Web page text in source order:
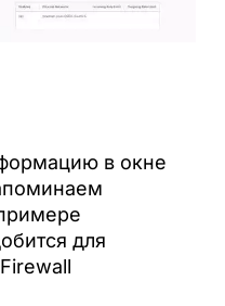
в окне
для